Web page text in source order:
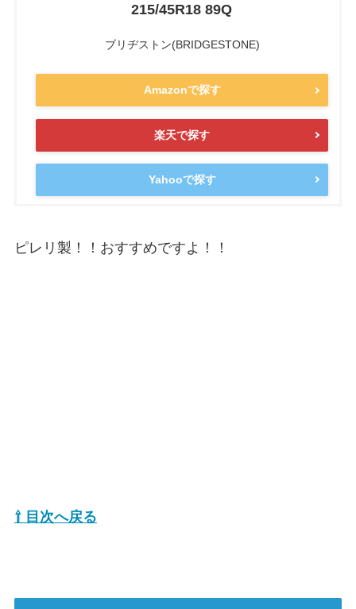
215/45R18 89Q
ブリヂストン(BRIDGESTONE)
Amazonで探す
楽天で探す
Yahooで探す
ピレリ製！！おすすめですよ！！
⇧ 目次へ戻る